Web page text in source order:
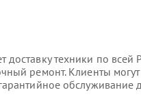
техники по всей
ремонт. Клиенты могут